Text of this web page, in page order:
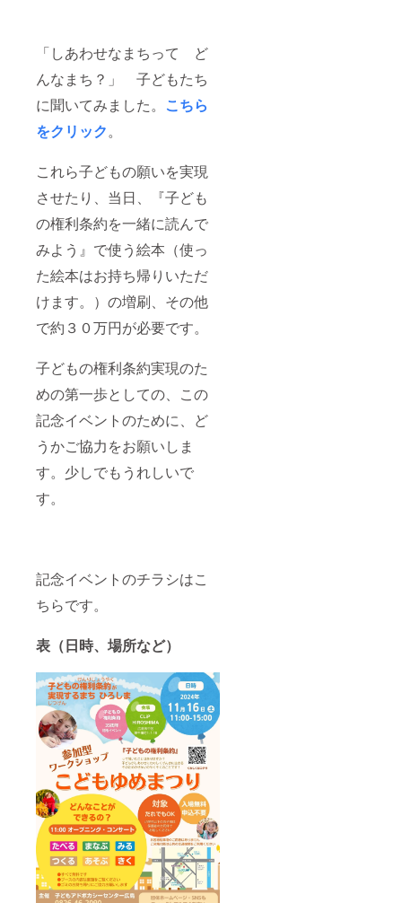
「しあわせなまちって ど
んなまち？」 子どもたち
に聞いてみました。 こちら
をクリック。
これら子どもの願いを実現
させたり、当日、『子ども
の権利条約を一緒に読んで
みよう』で使う絵本（使っ
た絵本はお持ち帰りいただ
けます。）の増刷、その他
で約３０万円が必要です。
子どもの権利条約実現のた
めの第一歩としての、この
記念イベントのために、ど
うかご協力をお願いしま
す。少しでもうれしいで
す。
記念イベントのチラシはこ
ちらです。
表（日時、場所など）